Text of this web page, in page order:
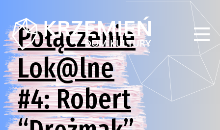
Połączenie
Lok@lne
#4: Robert